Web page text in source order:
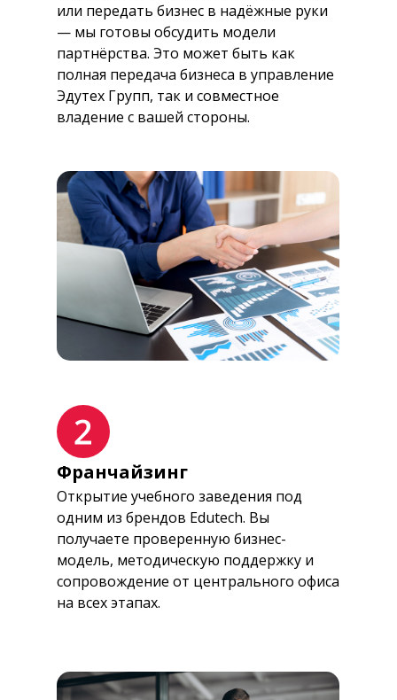
или передать бизнес в надёжные руки
— мы готовы обсудить модели
партнёрства. Это может быть как
полная передача бизнеса в управление
Эдутех Групп, так и совместное
владение с вашей стороны.
Франчайзинг
Открытие учебного заведения под
одним из брендов Edutech. Вы
получаете проверенную бизнес-
модель, методическую поддержку и
сопровождение от центрального офиса
на всех этапах.